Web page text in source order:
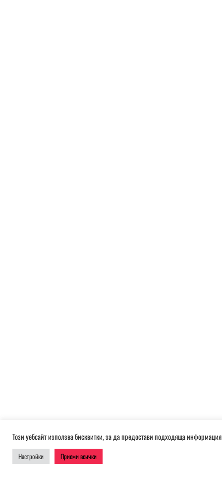
Този уебсайт използва бисквитки, за да предостави подходяща
Настройки Приеми всички